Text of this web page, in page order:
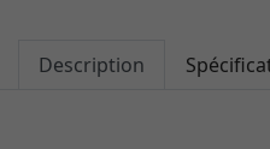
Description